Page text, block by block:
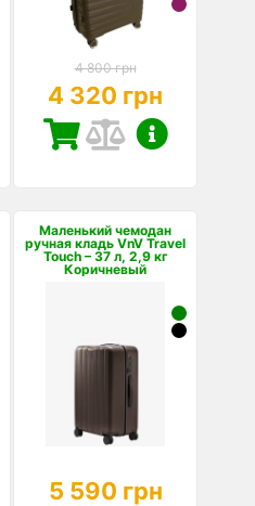
4 800 грн
4 320 грн
Маленький чемодан
ручная кладь VnV Travel
Touch – 37 л, 2,9 кг
Коричневый
5 590 грн